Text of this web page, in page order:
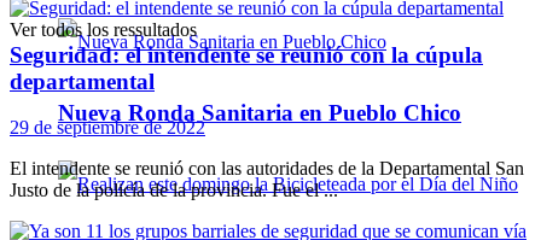
Nueva Ronda Sanitaria en Pueblo Chico
Ver todos los ressultados
Seguridad: el intendente se reunió con la cúpula
departamental
29 de septiembre de 2022
El intendente se reunió con las autoridades de la Departamental San
Justo de la policía de la provincia. Fue el ...